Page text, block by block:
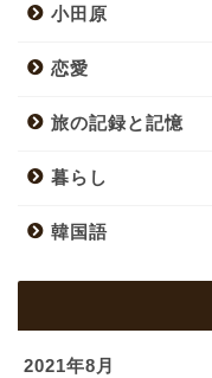
小田原
恋愛
旅の記録と記憶
暮らし
韓国語
2021年8月